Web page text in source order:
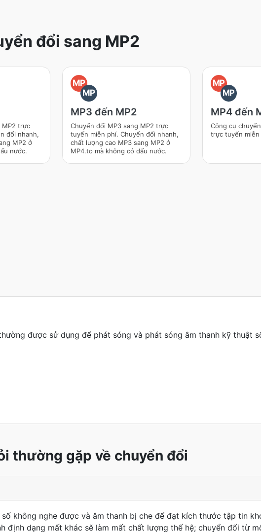
đổi sang MP2
MP2 trực
đổi nhanh,
MP2 ở
nước.
MP
MP
MP3 đến MP2
Chuyển đổi MP3 sang MP2 trực
tuyến miễn phí. Chuyển đổi nhanh,
chất lượng cao MP3 sang MP2 ở
MP4.to mà không có dấu nước.
MP
MP
MP4 đến
Công cụ
trực tuyến
được sử dụng để phát sóng và phát sóng âm thanh kỹ thuật
thường gặp về chuyển đổi
không nghe được và âm thanh bị che để đạt kích thước tập tin
định dạng mất khác sẽ làm mất chất lượng thế hệ; chuyển đổi từ